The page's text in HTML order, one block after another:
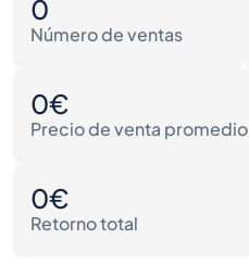
0
Número de ventas
0€
Precio de venta promedio
0€
Retorno total